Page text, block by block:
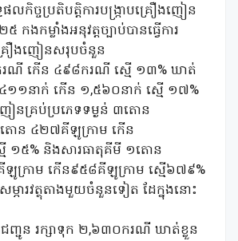
លកិច្ចប្រតិបត្តិការបង្រ្កាបគ្រឿងញៀន
ងកម្លាំងអនុវត្តច្បាប់បានធ្វើការ
រឿងញៀនសរុបចំនួន
កើន ៤៩៨ករណី ស្មើ ១៣% ឃាត់
១នាក់ កើន ១,៥៦០នាក់ ស្មើ ១៧%
នគ្រប់ប្រភេទទម្ងន់ ៣តោន
ោន ៤២៧គីឡូក្រាម កើន
១៥% និងសារធាតុគីមី ១តោន
ក្រាម កើន៩៥៨គីឡូក្រាម ស្មើ៦៧៩%
ភារវត្ថុតាងមួយចំនួនទៀត ដែក្នុងនោះ
ជូន រក្សាទុក ២,៦៣០ករណី ឃាត់ខ្លួន